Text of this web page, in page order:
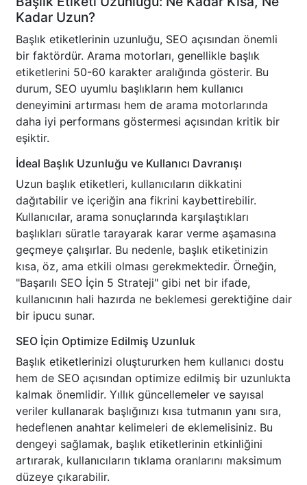
Kadar Uzun?
Başlık etiketlerinin uzunluğu, SEO açısından önemli
bir faktördür. Arama motorları, genellikle başlık
etiketlerini 50-60 karakter aralığında gösterir. Bu
durum, SEO uyumlu başlıkların hem kullanıcı
deneyimini artırması hem de arama motorlarında
daha iyi performans göstermesi açısından kritik bir
eşiktir.
İdeal Başlık Uzunluğu ve Kullanıcı Davranışı
Uzun başlık etiketleri, kullanıcıların dikkatini
dağıtabilir ve içeriğin ana fikrini kaybettirebilir.
Kullanıcılar, arama sonuçlarında karşılaştıkları
başlıkları süratle tarayarak karar verme aşamasına
geçmeye çalışırlar. Bu nedenle, başlık etiketinizin
kısa, öz, ama etkili olması gerekmektedir. Örneğin,
"Başarılı SEO İçin 5 Strateji" gibi net bir ifade,
kullanıcının hali hazırda ne beklemesi gerektiğine dair
bir ipucu sunar.
SEO İçin Optimize Edilmiş Uzunluk
Başlık etiketlerinizi oluştururken hem kullanıcı dostu
hem de SEO açısından optimize edilmiş bir uzunlukta
kalmak önemlidir. Yıllık güncellemeler ve sayısal
veriler kullanarak başlığınızı kısa tutmanın yanı sıra,
hedeflenen anahtar kelimeleri de eklemelisiniz. Bu
dengeyi sağlamak, başlık etiketlerinin etkinliğini
artırarak, kullanıcıların tıklama oranlarını maksimum
düzeye çıkarabilir.